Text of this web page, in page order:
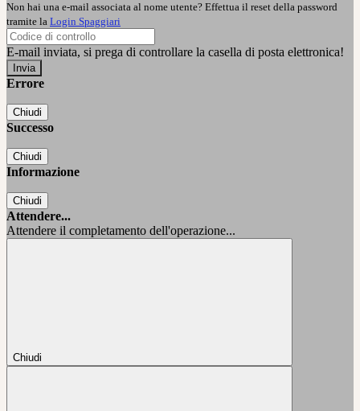
Non hai una e-mail associata al nome utente? Effettua il reset della password
tramite la Login Spaggiari
E-mail inviata, si prega di controllare la casella di posta elettronica!
Errore
Chiudi
Successo
Chiudi
Informazione
Chiudi
Attendere...
Attendere il completamento dell'operazione...
Chiudi